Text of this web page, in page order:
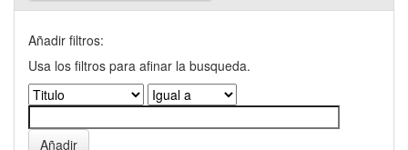
Añadir filtros:
Usa los filtros para afinar la busqueda.